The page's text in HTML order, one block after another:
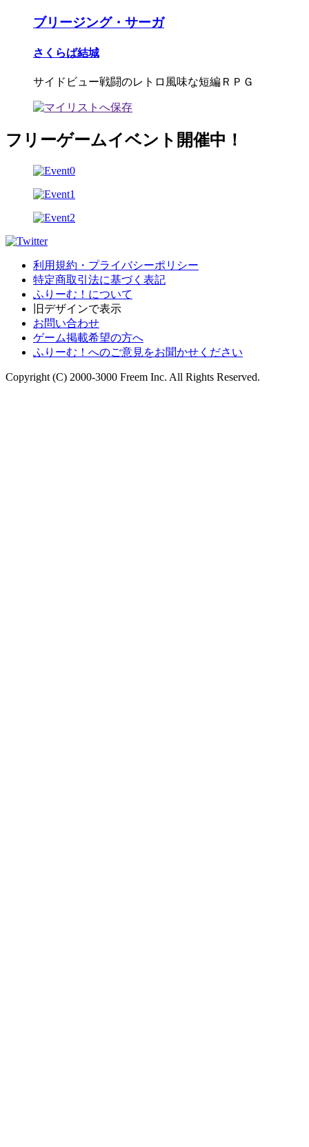
ブリージング・サーガ
さくらば結城
サイドビュー戦闘のレトロ風味な短編ＲＰＧ
フリーゲームイベント開催中！
利用規約・プライバシーポリシー
特定商取引法に基づく表記
ふりーむ！について
旧デザインで表示
お問い合わせ
ゲーム掲載希望の方へ
ふりーむ！へのご意見をお聞かせください
Copyright (C) 2000-3000 Freem Inc. All Rights Reserved.